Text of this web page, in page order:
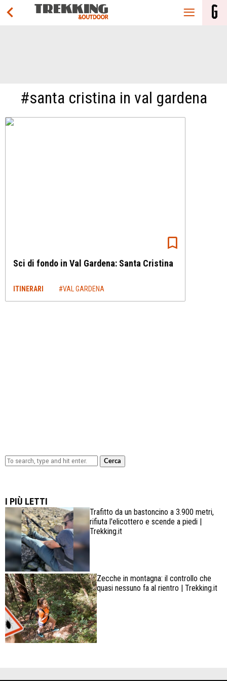
#santa cristina in val gardena
Sci di fondo in Val Gardena: Santa Cristina
ITINERARI #VAL GARDENA
Cerca
I PIÙ LETTI
Trafitto da un bastoncino a 3.900 metri,
rifiuta l'elicottero e scende a piedi |
Trekking.it
Zecche in montagna: il controllo che
quasi nessuno fa al rientro | Trekking.it